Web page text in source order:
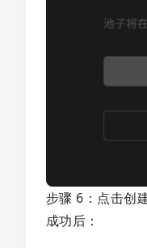
步骤 6：点击创
成功后：